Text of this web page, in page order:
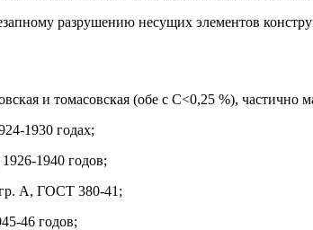
разрушению несущих элементов
и томасовская (обе с С<0,25 %), частично
1930 годах;
1940 годов;
гр. А, ГОСТ 380-41;
46 годов;